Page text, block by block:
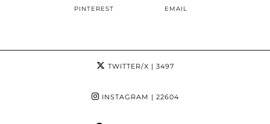
PINTEREST EMAIL
TWITTER/X | 3497
INSTAGRAM | 22604